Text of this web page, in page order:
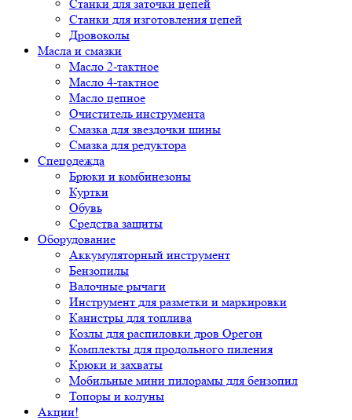
Cтанки для заточки цепей
Станки для изготовления цепей
Дровоколы
Масла и смазки
Масло 2-тактное
Масло 4-тактное
Масло цепное
Очиститель инструмента
Смазка для звездочки шины
Смазка для редуктора
Спецодежда
Брюки и комбинезоны
Куртки
Обувь
Средства защиты
Оборудование
Аккумуляторный инструмент
Бензопилы
Валочные рычаги
Инструмент для разметки и маркировки
Канистры для топлива
Козлы для распиловки дров Орегон
Комплекты для продольного пиления
Крюки и захваты
Мобильные мини пилорамы для бензопил
Топоры и колуны
Акции!